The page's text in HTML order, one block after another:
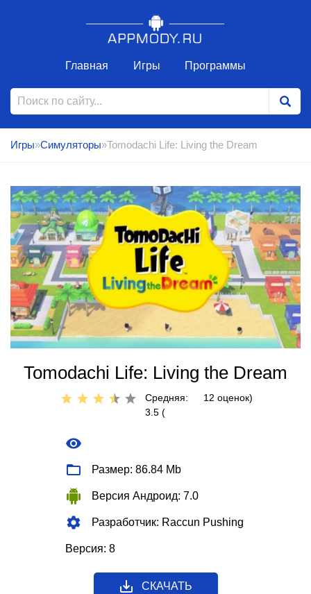
Главная Игры Программы
Игры»Симуляторы»Tomodachi Life: Living the Dream
Tomodachi Life: Living the Dream
Средняя:
3.5 (
12 оценок)
Размер: 86.84 Mb
Версия Андроид: 7.0
Разработчик: Raccun Pushing
Версия: 8
СКАЧАТЬ